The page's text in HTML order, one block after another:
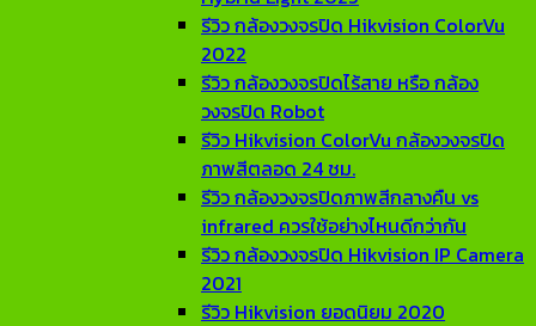
รีวิว กล้องวงจรปิด Hikvision ColorVu
2022
รีวิว กล้องวงจรปิดไร้สาย หรือ กล้อง
วงจรปิด Robot
รีวิว Hikvision ColorVu กล้องวงจรปิด
ภาพสีตลอด 24 ชม.
รีวิว กล้องวงจรปิดภาพสีกลางคืน vs
infrared ควรใช้อย่างไหนดีกว่ากัน
รีวิว กล้องวงจรปิด Hikvision IP Camera
2021
รีวิว Hikvision ยอดนิยม 2020